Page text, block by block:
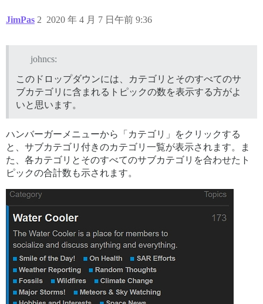
JimPas 2020 年 4 月 7 日午前 9:36
2
johncs:
このドロップダウンには、カテゴリとそのすべてのサ
ブカテゴリに含まれるトピックの数を表示する方がよ
いと思います。
ハンバーガーメニューから「カテゴリ」をクリックする
と、サブカテゴリ付きのカテゴリ一覧が表示されます。ま
た、各カテゴリとそのすべてのサブカテゴリを合わせたト
ピックの合計数も示されます。